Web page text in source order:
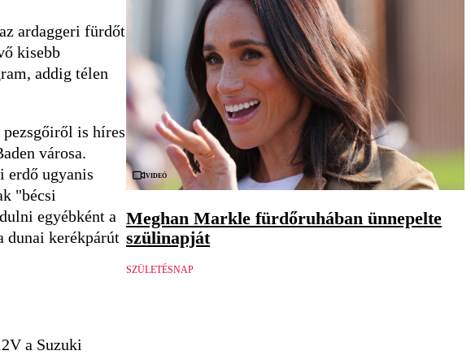
ardaggeri fürdőt
kisebb
addig télen
is híres
városa.
erdő ugyanis
"bécsi
egyébként a
dunai kerékpárút
a Suzuki
Videó
Meghan Markle fürdőruhában ünnepelte
szülinapját
SZÜLETÉSNAP